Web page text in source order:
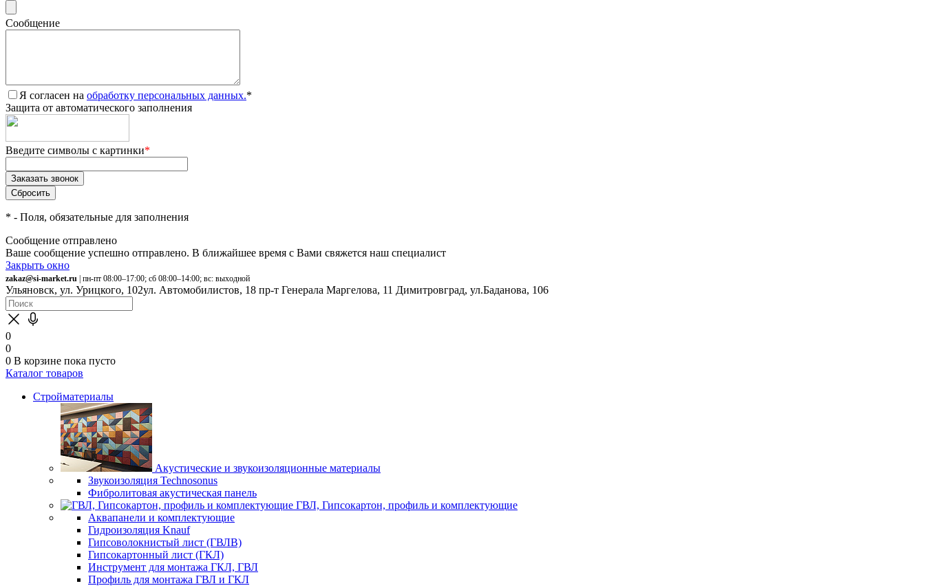
Сообщение
Я согласен на обработку персональных данных.*
Защита от автоматического заполнения
Введите символы с картинки*
* - Поля, обязательные для заполнения
Сообщение отправлено
Ваше сообщение успешно отправлено. В ближайшее время с Вами свяжется наш специалист
Закрыть окно
zakaz@si-market.ru | пн-пт 08:00–17:00; сб 08:00–14:00; вс: выходной
Ульяновск, ул. Урицкого, 102ул. Автомобилистов, 18 пр-т Генерала Маргелова, 11 Димитровград, ул.Баданова, 106
0
0
0 В корзине пока пусто
Каталог товаров
Стройматериалы
Акустические и звукоизоляционные материалы
Звукоизоляция Technosonus
Фибролитовая акустическая панель
ГВЛ, Гипсокартон, профиль и комплектующие
Аквапанели и комплектующие
Гидроизоляция Knauf
Гипсоволокнистый лист (ГВЛВ)
Гипсокартонный лист (ГКЛ)
Инструмент для монтажа ГКЛ, ГВЛ
Профиль для монтажа ГВЛ и ГКЛ